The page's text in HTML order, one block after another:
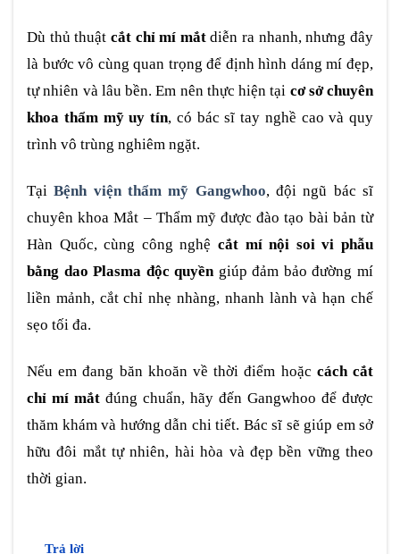
Dù thủ thuật cắt chỉ mí mắtdiễn ra nhanh, nhưng đây
là bước vô cùng quan trọng để định hình dáng mí đẹp,
tự nhiên và lâu bền. Em nên thực hiện tại cơ sở chuyên
khoa thẩm mỹ uy tín, có bác sĩ tay nghề cao và quy
trình vô trùng nghiêm ngặt.
TạiBệnh viện thẩm mỹ Gangwhoo, đội ngũ bác sĩ
chuyên khoa Mắt – Thẩm mỹ được đào tạo bài bản từ
Hàn Quốc, cùng công nghệ cắt mí nội soi vi phẫu
bằng dao Plasma độc quyềngiúp đảm bảo đường mí
liền mảnh, cắt chỉ nhẹ nhàng, nhanh lành và hạn chế
sẹo tối đa.
Nếu em đang băn khoăn về thời điểm hoặc cách cắt
chỉ mí mắt đúng chuẩn, hãy đến Gangwhoo để được
thăm khám và hướng dẫn chi tiết. Bác sĩ sẽ giúp em sở
hữu đôi mắt tự nhiên, hài hòa và đẹp bền vững theo
thời gian.
Trả lời